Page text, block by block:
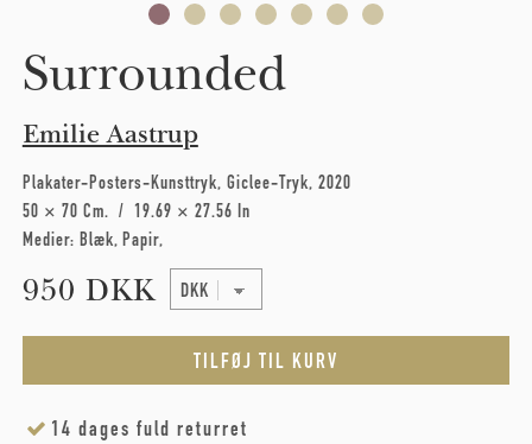
Surrounded
Emilie Aastrup
Plakater-Posters-Kunsttryk Giclee-Tryk 2020
50 × 70 Cm
19.69 × 27.56 In
Medier: Blæk Papir
950 DKK
14 dages fuld returret